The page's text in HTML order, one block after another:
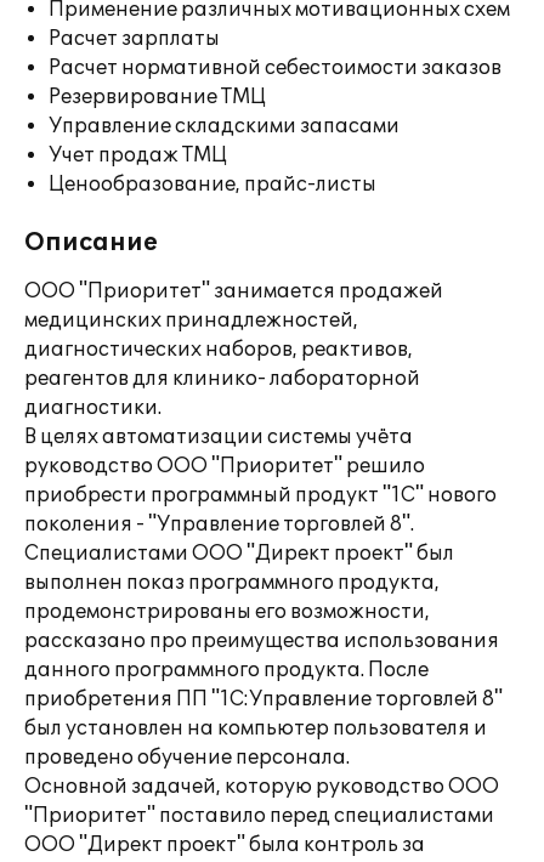
Применение различных мотивационных схем
Расчет зарплаты
Расчет нормативной себестоимости заказов
Резервирование ТМЦ
Управление складскими запасами
Учет продаж ТМЦ
Ценообразование, прайс-листы
Описание
ООО "Приоритет" занимается продажей
медицинских принадлежностей,
диагностических наборов, реактивов,
реагентов для клинико- лабораторной
диагностики.
В целях автоматизации системы учёта
руководство ООО "Приоритет" решило
приобрести программный продукт "1С" нового
поколения - "Управление торговлей 8".
Специалистами ООО "Директ проект" был
выполнен показ программного продукта,
продемонстрированы его возможности,
рассказано про преимущества использования
данного программного продукта. После
приобретения ПП "1С:Управление торговлей 8"
был установлен на компьютер пользователя и
проведено обучение персонала.
Основной задачей, которую руководство ООО
"Приоритет" поставило перед специалистами
ООО "Директ проект" была контроль за